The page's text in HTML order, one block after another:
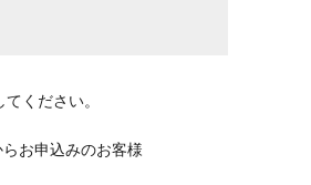
ください。
お申込みのお客様